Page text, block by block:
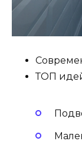
ТОП